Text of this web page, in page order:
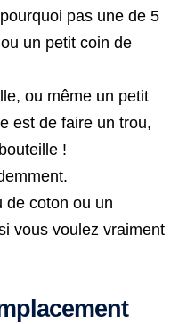
pas une de 5
un petit coin de
ou même un petit
est de faire un trou,
!
de coton ou un
vous voulez vraiment